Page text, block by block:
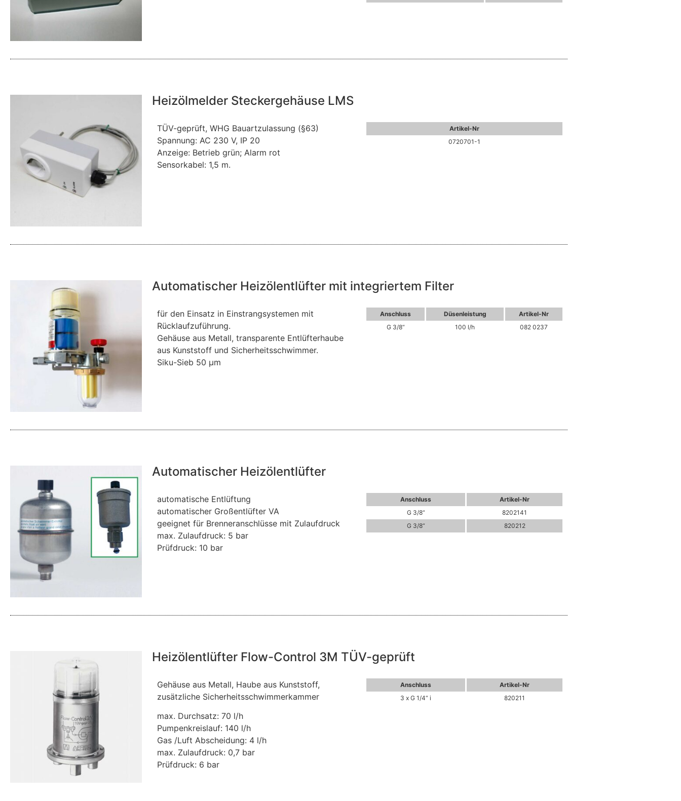
Heizölmelder Steckergehäuse LMS
TÜV-geprüft, WHG Bauartzulassung (§63)
Spannung: AC 230 V, IP 20
Anzeige: Betrieb grün; Alarm rot
Sensorkabel: 1,5 m.
Artikel-Nr
0720701-1
Automatischer Heizölentlüfter mit integriertem Filter
für den Einsatz in Einstrangsystemen mit
Rücklaufzuführung.
Gehäuse aus Metall, transparente Entlüfterhaube
aus Kunststoff und Sicherheitsschwimmer.
Siku-Sieb 50 µm
Anschluss Düsenleistung
Artikel-Nr
G 3/8“
100 l/h 082 0237
Automatischer Heizölentlüfter
automatische Entlüftung
automatischer Großentlüfter VA
geeignet für Brenneranschlüsse mit Zulaufdruck
max. Zulaufdruck: 5 bar
Prüfdruck: 10 bar
Anschluss
Artikel-Nr
G 3/8“
8202141
G 3/8“
820212
Heizölentlüfter Flow-Control 3M TÜV-geprüft
Gehäuse aus Metall, Haube aus Kunststoff,
zusätzliche Sicherheitsschwimmerkammer
max. Durchsatz: 70 l/h
Pumpenkreislauf: 140 l/h
Gas /Luft Abscheidung: 4 l/h
max. Zulaufdruck: 0,7 bar
Prüfdruck: 6 bar
Anschluss
Artikel-Nr
3 x G 1/4“ i
820211